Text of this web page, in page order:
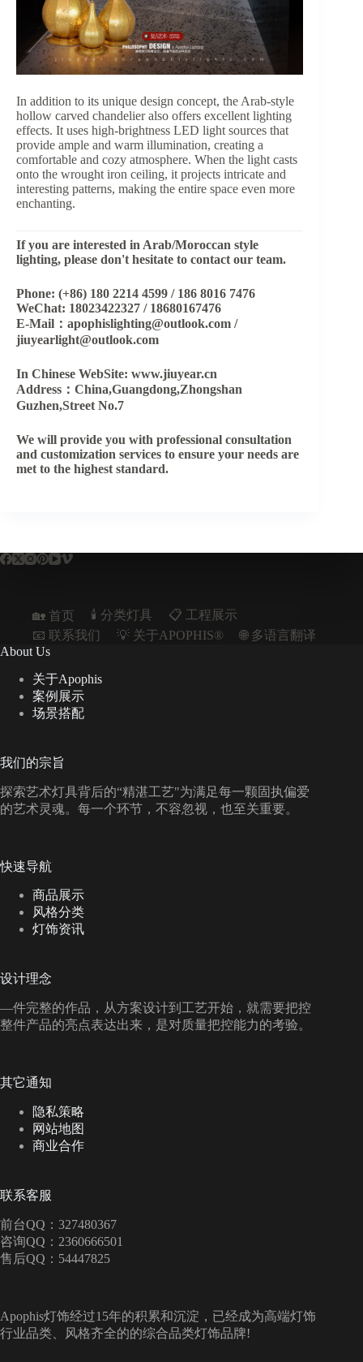
In addition to its unique design concept, the Arab-style
hollow carved chandelier also offers excellent lighting
effects. It uses high-brightness LED light sources that
provide ample and warm illumination, creating a
comfortable and cozy atmosphere. When the light casts
onto the wrought iron ceiling, it projects intricate and
interesting patterns, making the entire space even more
enchanting.
If you are interested in Arab/Moroccan style
lighting, please don't hesitate to contact our team.
Phone: (+86) 180 2214 4599 / 186 8016 7476
WeChat: 18023422327 / 18680167476
E-Mail：apophislighting@outlook.com /
jiuyearlight@outlook.com
In Chinese WebSite: www.jiuyear.cn
Address：China,Guangdong,Zhongshan
Guzhen,Street No.7
We will provide you with professional consultation
and customization services to ensure your needs are
met to the highest standard.
🏡 首页 🕯️ 分类灯具
📋︎ 工程展示
📧 联系我们
💡 关于APOPHIS®
🌐 多语言翻译
About Us
关于Apophis
案例展示
场景搭配
我们的宗旨
探索艺术灯具背后的“精湛工艺"为满足每一颗固执偏爱
的艺术灵魂。每一个环节，不容忽视，也至关重要。
快速导航
商品展示
风格分类
灯饰资讯
设计理念
—件完整的作品，从方案设计到工艺开始，就需要把控
整件产品的亮点表达出来，是对质量把控能力的考验。
其它通知
隐私策略
网站地图
商业合作
联系客服
前台QQ：327480367
咨询QQ：2360666501
售后QQ：54447825
Apophis灯饰经过15年的积累和沉淀，已经成为高端灯饰
行业品类、风格齐全的的综合品类灯饰品牌!